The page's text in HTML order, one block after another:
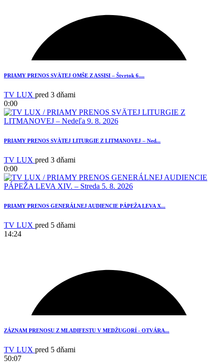
PRIAMY PRENOS SVÄTEJ OMŠE Z ASSISI – Štvrtok 6....
TV LUX pred 3 dňami
0:00
PRIAMY PRENOS SVÄTEJ LITURGIE Z LITMANOVEJ – Ned...
TV LUX pred 3 dňami
0:00
PRIAMY PRENOS GENERÁLNEJ AUDIENCIE PÁPEŽA LEVA X...
TV LUX pred 5 dňami
14:24
ZÁZNAM PRENOSU Z MLADIFESTU V MEDŽUGORÍ - OTVÁRA...
TV LUX pred 5 dňami
50:07